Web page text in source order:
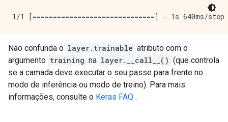
Não confunda o layer.trainable atributo com o
argumento training na layer.__call__() (que controla
se a camada deve executar o seu passe para frente no
modo de inferência ou modo de treino). Para mais
informações, consulte o Keras FAQ .